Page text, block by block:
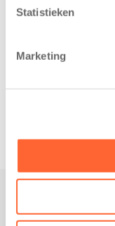
Statistieken
Marketing
Mini 4 Mijl. Zij
Praktisch